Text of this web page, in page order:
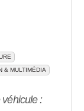
& MULTIMÉDIA
: